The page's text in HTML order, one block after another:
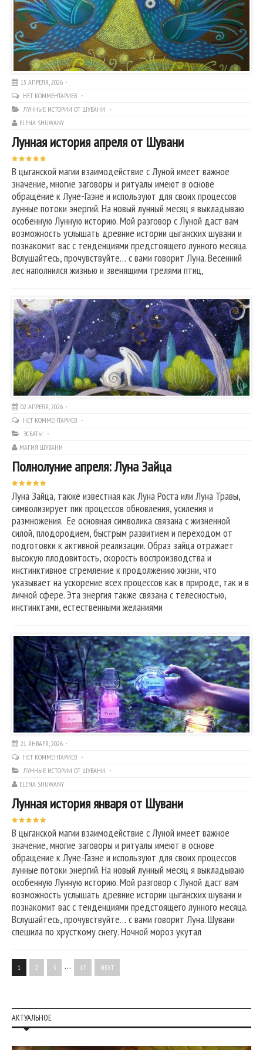
15 АПРЕЛЯ, 2026
НЕТ КОММЕНТАРИЕВ
ЛУННЫЕ ИСТОРИИ ОТ ШУВАНИ
ELENA SHUWANY
Лунная история апреля от Шувани
В цыганской магии взаимодействие с Луной имеет важное
значение, многие заговоры и ритуалы имеют в основе
обращение к Луне-Гаэне и используют для своих процессов
лунные потоки энергий. На новый лунный месяц я выкладываю
особенную Лунную историю. Мой разговор с Луной даст вам
возможность услышать древние истории цыганских шувани и
познакомит вас с тенденциями предстоящего лунного месяца.
Вслушайтесь, прочувствуйте… с вами говорит Луна. Весенний
лес наполнился жизнью и звенящими трелями птиц,
02 АПРЕЛЯ, 2026
НЕТ КОММЕНТАРИЕВ
ЭСБАТЫ
МАГИЯ ШУВАНИ
Полнолуние апреля: Луна Зайца
Луна Зайца, также известная как Луна Роста или Луна Травы,
символизирует пик процессов обновления, усиления и
размножения. Ее основная символика связана с жизненной
силой, плодородием, быстрым развитием и переходом от
подготовки к активной реализации. Образ зайца отражает
высокую плодовитость, скорость воспроизводства и
инстинктивное стремление к продолжению жизни, что
указывает на ускорение всех процессов как в природе, так и в
личной сфере. Эта энергия также связана с телесностью,
инстинктами, естественными желаниями
21 ЯНВАРЯ, 2026
НЕТ КОММЕНТАРИЕВ
ЛУННЫЕ ИСТОРИИ ОТ ШУВАНИ
ELENA SHUWANY
Лунная история января от Шувани
В цыганской магии взаимодействие с Луной имеет важное
значение, многие заговоры и ритуалы имеют в основе
обращение к Луне-Гаэне и используют для своих процессов
лунные потоки энергий. На новый лунный месяц я выкладываю
особенную Лунную историю. Мой разговор с Луной даст вам
возможность услышать древние истории цыганских шувани и
познакомит вас с тенденциями предстоящего лунного месяца.
Вслушайтесь, прочувствуйте… с вами говорит Луна. Шувани
спешила по хрусткому снегу. Ночной мороз укутал
1 2 3 … 17 NEXT
АКТУАЛЬНОЕ